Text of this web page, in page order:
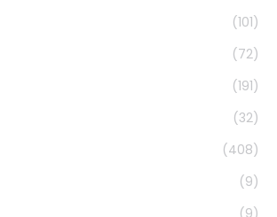
(101)
(72)
(191)
(32)
(408)
(9)
(9)